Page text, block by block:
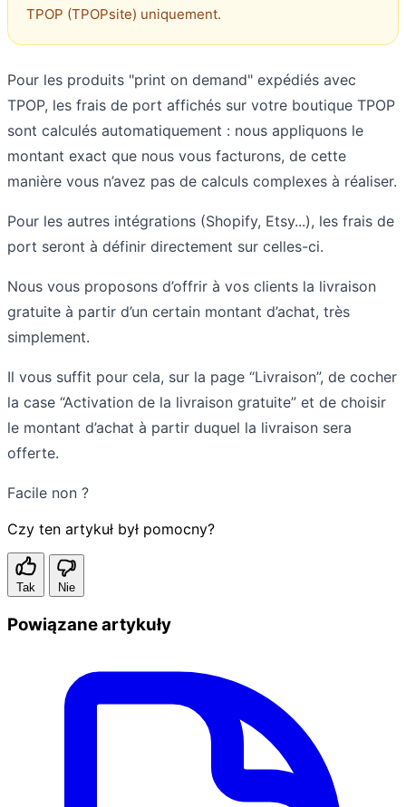
TPOP (TPOPsite) uniquement.
Pour les produits "print on demand" expédiés avec
TPOP, les frais de port affichés sur votre boutique TPOP
sont calculés automatiquement : nous appliquons le
montant exact que nous vous facturons, de cette
manière vous n’avez pas de calculs complexes à réaliser.
Pour les autres intégrations (Shopify, Etsy...), les frais de
port seront à définir directement sur celles-ci.
Nous vous proposons d’offrir à vos clients la livraison
gratuite à partir d’un certain montant d’achat, très
simplement.
Il vous suffit pour cela, sur la page “Livraison”, de cocher
la case “Activation de la livraison gratuite” et de choisir
le montant d’achat à partir duquel la livraison sera
offerte.
Facile non ?
Czy ten artykuł był pomocny?
Tak Nie
Powiązane artykuły